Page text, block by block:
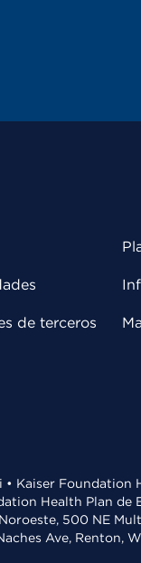
de terceros
Kaiser Foundation
Health Plan de
500 NE
Ave, Renton,